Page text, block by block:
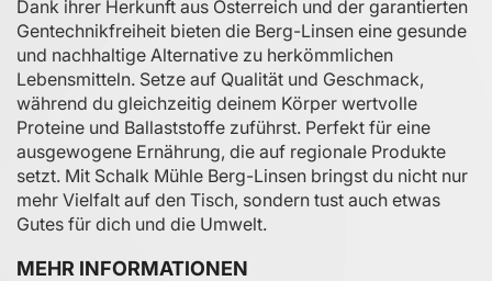
Dank ihrer Herkunft aus Österreich und der garantierten
Gentechnikfreiheit bieten die Berg-Linsen eine gesunde
und nachhaltige Alternative zu herkömmlichen
Lebensmitteln. Setze auf Qualität und Geschmack,
während du gleichzeitig deinem Körper wertvolle
Proteine und Ballaststoffe zuführst. Perfekt für eine
ausgewogene Ernährung, die auf regionale Produkte
setzt. Mit Schalk Mühle Berg-Linsen bringst du nicht nur
mehr Vielfalt auf den Tisch, sondern tust auch etwas
Gutes für dich und die Umwelt.
MEHR INFORMATIONEN